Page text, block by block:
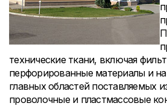
технические ткани, включая
перфорированные материалы и
главных областей поставляемых
проволочные и пластмассовые